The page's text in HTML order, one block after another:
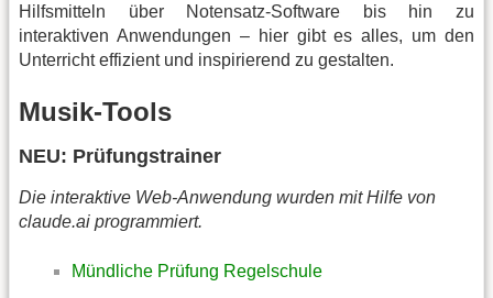
Hilfsmitteln über Notensatz-Software bis hin zu
interaktiven Anwendungen – hier gibt es alles, um den
Unterricht effizient und inspirierend zu gestalten.
Musik-Tools
NEU: Prüfungstrainer
Die interaktive Web-Anwendung wurden mit Hilfe von
claude.ai programmiert.
Mündliche Prüfung Regelschule